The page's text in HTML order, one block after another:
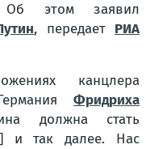
Об этом заявил
, передает РИА
канцлера
Фридриха
должна стать
и так далее. Нас